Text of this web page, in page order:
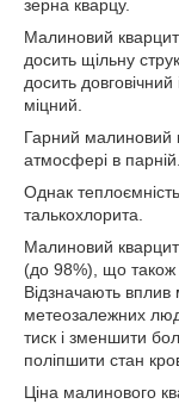
зерна кварцу.
Малиновий
досить щільну
досить довговічний
міцний.
Гарний малиновий
атмосфері в парній.
Однак
талькохлорита.
Малиновий кварцит
(до 98%), що також
Відзначають
метеозалежних
тиск і зменшити
поліпшити стан
Ціна малинового